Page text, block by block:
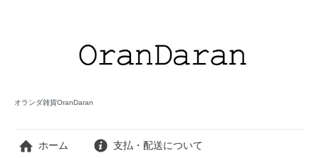
オランダ雑貨OranDaran
ホーム 支払・配送について